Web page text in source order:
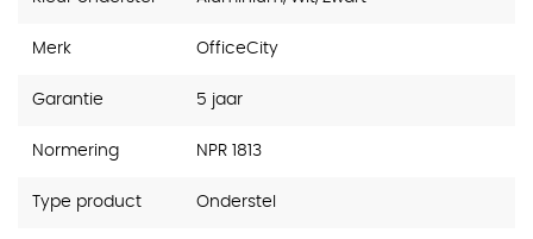
Merk OfficeCity
Garantie 5 jaar
Normering NPR 1813
Type product Onderstel